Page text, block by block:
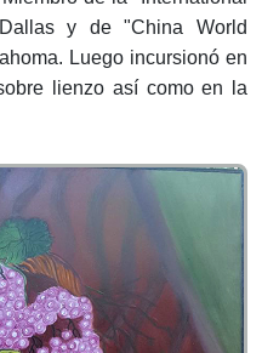
y de "China World
Luego incursionó en
lienzo así como en la